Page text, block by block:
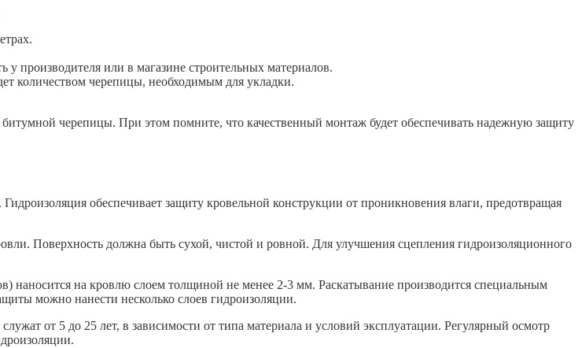
производителя или в магазине строительных материалов.
количеством черепицы, необходимым для укладки.
черепицы. При этом помните, что качественный монтаж будет обеспечивать надежную защиту
обеспечивает защиту кровельной конструкции от проникновения влаги, предотвращая
Поверхность должна быть сухой, чистой и ровной. Для улучшения сцепления гидроизоляционного
на кровлю слоем толщиной не менее 2-3 мм. Раскатывание производится специальным
можно нанести несколько слоев гидроизоляции.
от 5 до 25 лет, в зависимости от типа материала и условий эксплуатации. Регулярный осмотр